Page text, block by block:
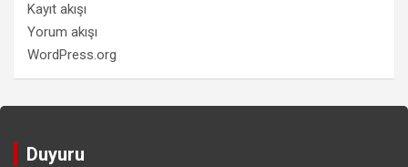
Kayıt akışı
Yorum akışı
WordPress.org
Duyuru